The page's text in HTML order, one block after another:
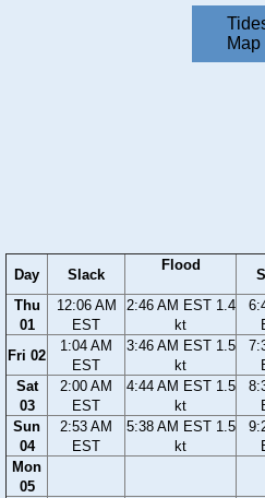
Map
Day Slack
Flood
Thu
01
12:06 AM
EST
2:46 AM EST 1.4
kt
Fri 02
1:04 AM
EST
3:46 AM EST 1.5
kt
Sat
03
2:00 AM
EST
4:44 AM EST 1.5
kt
Sun
04
2:53 AM
EST
5:38 AM EST 1.5
kt
Mon
05